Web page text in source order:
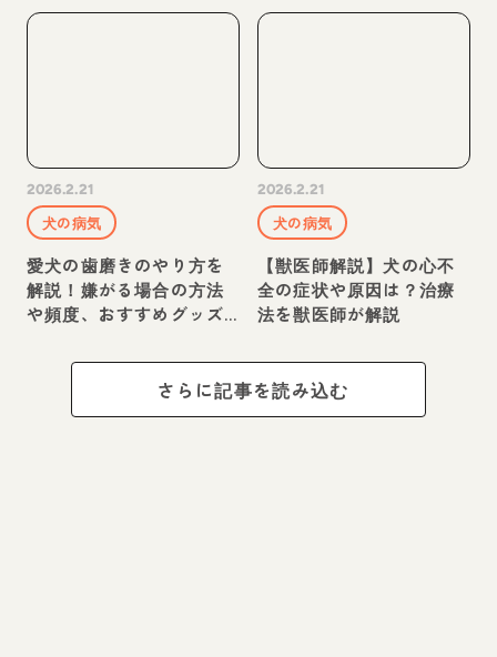
2026.2.21
犬の病気
愛犬の歯磨きのやり方を
解説！嫌がる場合の方法
や頻度、おすすめグッズ
2026.2.21
犬の病気
【獣医師解説】犬の心不
全の症状や原因は？治療
法を獣医師が解説
さらに記事を読み込む